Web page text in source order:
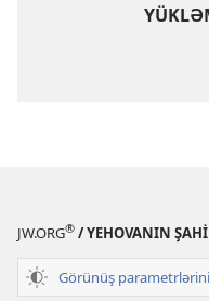
JW.ORG® / YEHOVANIN
Görünüş